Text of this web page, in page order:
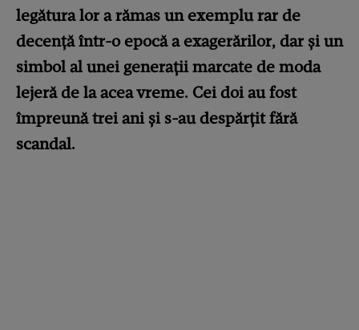
legătura lor a rămas un exemplu rar de
decență într-o epocă a exagerărilor, dar și un
simbol al unei generații marcate de moda
lejeră de la acea vreme. Cei doi au fost
împreună trei ani și s-au despărțit fără
scandal.